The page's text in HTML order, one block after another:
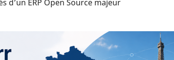
d’un ERP Open Source majeur